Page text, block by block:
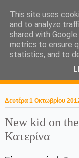
KaPa.
without
Δευτέρα 1 Οκτωβρίου
New kid on
Κατερίνα
This site uses
and to analyze
shared with
metrics to ensure
statistics, and to